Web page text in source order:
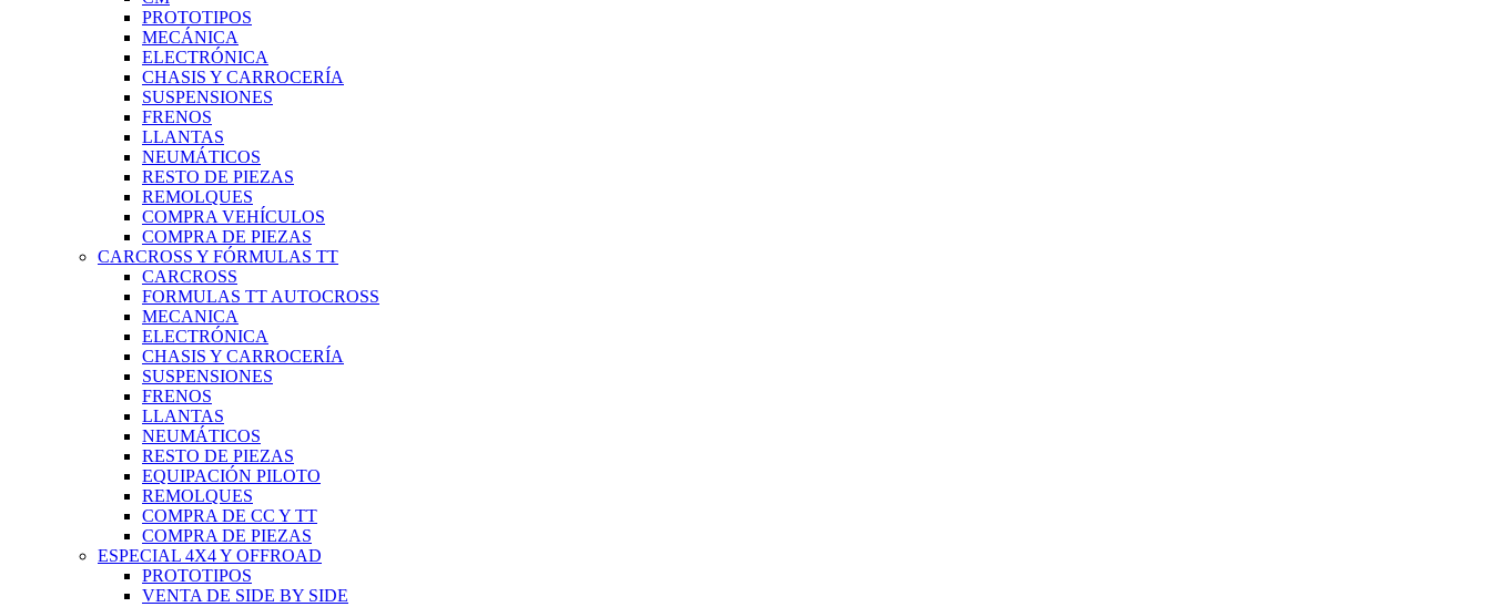
PROTOTIPOS
MECÁNICA
ELECTRÓNICA
CHASIS Y CARROCERÍA
SUSPENSIONES
FRENOS
LLANTAS
NEUMÁTICOS
RESTO DE PIEZAS
REMOLQUES
COMPRA VEHÍCULOS
COMPRA DE PIEZAS
CARCROSS Y FÓRMULAS TT
CARCROSS
FORMULAS TT AUTOCROSS
MECANICA
ELECTRÓNICA
CHASIS Y CARROCERÍA
SUSPENSIONES
FRENOS
LLANTAS
NEUMÁTICOS
RESTO DE PIEZAS
EQUIPACIÓN PILOTO
REMOLQUES
COMPRA DE CC Y TT
COMPRA DE PIEZAS
ESPECIAL 4X4 Y OFFROAD
PROTOTIPOS
VENTA DE SIDE BY SIDE